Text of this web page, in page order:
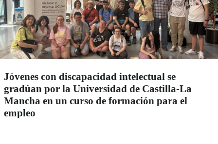
Jóvenes con discapacidad intelectual se
gradúan por la Universidad de Castilla-La
Mancha en un curso de formación para el
empleo